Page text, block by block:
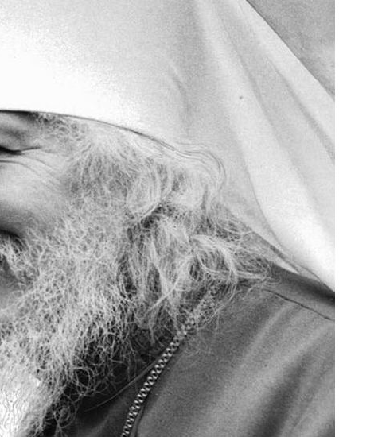
Как найти своё место в жизни
Кирилл Мурышев
Роман Котов